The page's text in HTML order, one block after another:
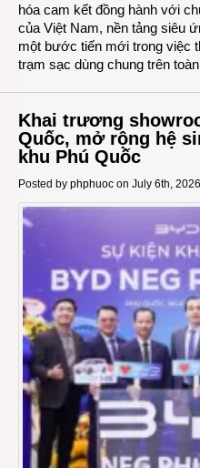
hóa cam kết đồng hành với
của Việt Nam, nền tảng siêu
một bước tiến mới trong việc
trạm sạc dùng chung trên
Khai trương
Quốc, mở rộng hệ
khu Phú Quốc
Posted by phphuoc on July 6th,